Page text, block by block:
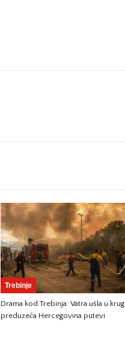
Trebinje
Drama kod Trebinja: Vatra ušla u krug
preduzeća Hercegovina putevi